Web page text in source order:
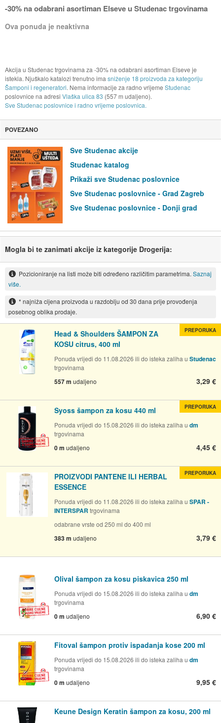
-30% na odabrani asortiman Elseve u Studenac trgovinama
Ova ponuda je neaktivna
Akcija u Studenac trgovinama za -30% na odabrani asortiman Elseve je
istekla. Njuškalo katalozi trenutno ima sniženje 18 proizvoda za kategoriju
Šamponi i regeneratori. Nema informacije za radno vrijeme Studenac
poslovnice na adresi Vlaška ulica 83 (557 m udaljeno).
Sve Studenac poslovnice i radno vrijeme poslovnica.
POVEZANO
Sve Studenac akcije
Studenac katalog
Prikaži sve Studenac poslovnice
Sve Studenac poslovnice - Grad Zagreb
Sve Studenac poslovnice - Donji grad
Mogla bi te zanimati akcije iz kategorije Drogerija:
Pozicioniranje na listi može biti određeno različitim parametrima. Saznaj
više.
* najniža cijena proizvoda u razdoblju od 30 dana prije provođenja
posebnog oblika prodaje.
Head & Shoulders ŠAMPON ZA
KOSU citrus, 400 ml
Ponuda vrijedi do 11.08.2026 ili do isteka zaliha u Studenac
trgovinama
557 m udaljeno 3,29 €
PREPORUKA
Syoss šampon za kosu 440 ml
Ponuda vrijedi do 15.08.2026 ili do isteka zaliha u dm
trgovinama
0 m udaljeno 4,45 €
PREPORUKA
PROIZVODI PANTENE ILI HERBAL
ESSENCE
Ponuda vrijedi do 11.08.2026 ili do isteka zaliha u SPAR -
INTERSPAR trgovinama
odabrane vrste od 250 ml do 400 ml
383 m udaljeno 3,79 €
PREPORUKA
Olival šampon za kosu piskavica 250 ml
Ponuda vrijedi do 15.08.2026 ili do isteka zaliha u dm
trgovinama
0 m udaljeno 6,90 €
Fitoval šampon protiv ispadanja kose 200 ml
Ponuda vrijedi do 15.08.2026 ili do isteka zaliha u dm
trgovinama
0 m udaljeno 9,95 €
Keune Design Keratin šampon za kosu, 200 ml